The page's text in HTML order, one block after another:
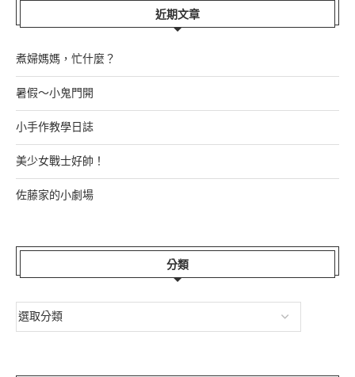
近期文章
煮婦媽媽，忙什麼？
暑假～小鬼門開
小手作教學日誌
美少女戰士好帥！
佐藤家的小劇場
分類